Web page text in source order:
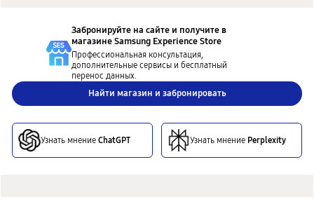
Забронируйте на сайте и получите в
магазинеSamsung Experience Store
Профессиональная консультация,
дополнительные сервисы и бесплатный
перенос данных.
Найти магазин и забронировать
Узнать мнение ChatGPT Узнать мнение Perplexity